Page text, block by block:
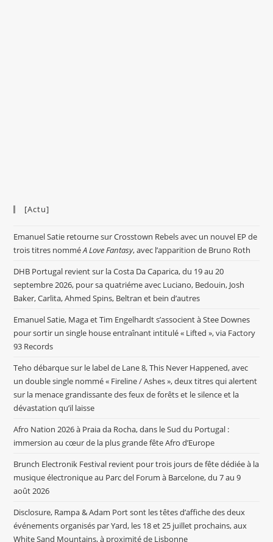
[Actu]
Emanuel Satie retourne sur Crosstown Rebels avec un nouvel EP de
trois titres nomméA Love Fantasy, avec l’apparition de Bruno Roth
DHB Portugal revient sur la Costa Da Caparica, du 19 au 20
septembre 2026, pour sa quatriéme avec Luciano, Bedouin, Josh
Baker, Carlita, Ahmed Spins, Beltran et bein d’autres
Emanuel Satie, Maga et Tim Engelhardt s’associent à Stee Downes
pour sortir un single house entraînant intitulé « Lifted », via Factory
93 Records
Teho débarque sur le label de Lane 8, This Never Happened, avec
un double single nommé « Fireline / Ashes », deux titres qui alertent
sur la menace grandissante des feux de forêts et le silence et la
dévastation qu’il laisse
Afro Nation 2026 à Praia da Rocha, dans le Sud du Portugal :
immersion au cœur de la plus grande fête Afro d’Europe
Brunch Electronik Festival revient pour trois jours de fête dédiée à la
musique électronique au Parc del Forum à Barcelone, du 7 au 9
août 2026
Disclosure, Rampa & Adam Port sont les têtes d’affiche des deux
événements organisés par Yard, les 18 et 25 juillet prochains, aux
White Sand Mountains, à proximité de Lisbonne